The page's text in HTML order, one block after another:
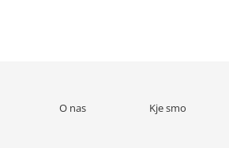
O nas Kje smo